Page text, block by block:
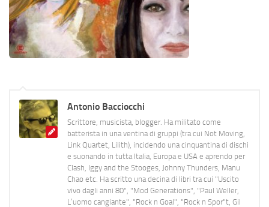
Antonio Bacciocchi
Scrittore, musicista, blogger. Ha militato come
batterista in una ventina di gruppi (tra cui Not Moving,
Link Quartet, Lilith), incidendo una cinquantina di dischi
e suonando in tutta Italia, Europa e USA e aprendo per
Clash, Iggy and the Stooges, Johnny Thunders, Manu
Chao etc. Ha scritto una decina di libri tra cui "Uscito
vivo dagli anni 80", "Mod Generations", "Paul Weller,
L’uomo cangiante", "Rock n Goal", "Rock n Spor"t, Gil